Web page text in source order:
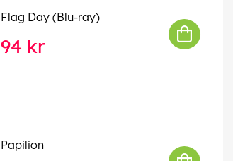
Flag Day (Blu-ray)
94 kr
Papilion